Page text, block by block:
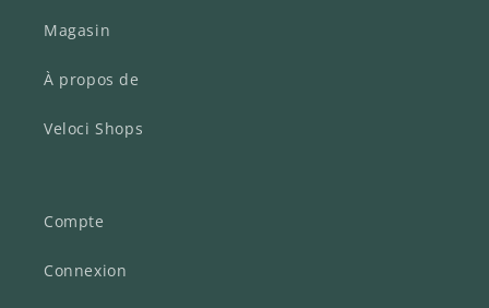
Magasin
À propos de
Veloci Shops
Compte
Connexion